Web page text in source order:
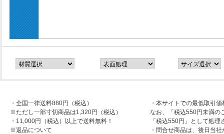
・全国一律送料880円（税込）
※ただし一部寸切商品は1,320円（税込）
・11,000円（税込）以上で送料無料！
※返品について
・本サイトでの最低取引
なお、「税込550円未満の
「税込550円」として処
・問合せ商品は、後日当